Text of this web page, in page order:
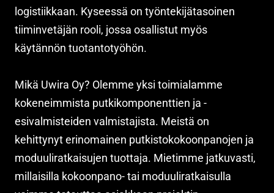
logistiikkaan. Kyseessä on työntekijätasoinen
tiiminvetäjän rooli, jossa osallistut myös
käytännön tuotantotyöhön.
Mikä Uwira Oy? Olemme yksi toimialamme
kokeneimmista putkikomponenttien ja -
esivalmisteiden valmistajista. Meistä on
kehittynyt erinomainen putkistokokoonpanojen ja
moduuliratkaisujen tuottaja. Mietimme jatkuvasti,
millaisilla kokoonpano- tai moduuliratkaisulla